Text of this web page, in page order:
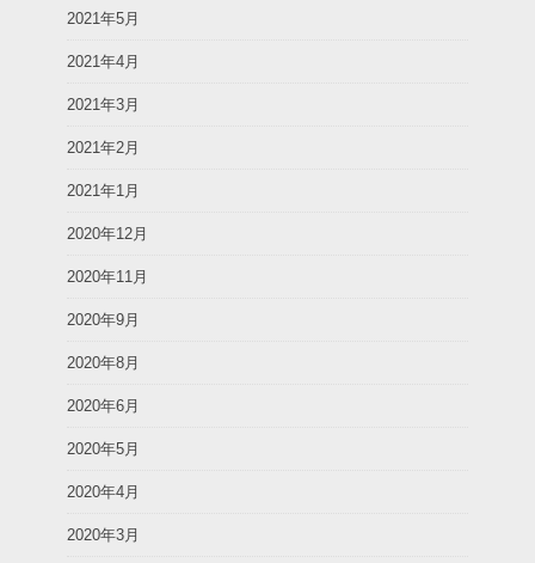
2021年5月
2021年4月
2021年3月
2021年2月
2021年1月
2020年12月
2020年11月
2020年9月
2020年8月
2020年6月
2020年5月
2020年4月
2020年3月